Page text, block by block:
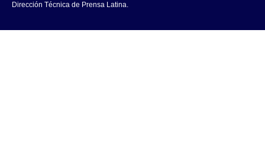
Dirección Técnica de Prensa Latina.